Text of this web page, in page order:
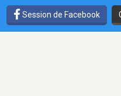
Session de Facebook